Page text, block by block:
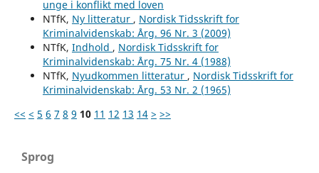
unge i konflikt med loven
NTfK, Ny litteratur , Nordisk Tidsskrift for
Kriminalvidenskab: Årg. 96 Nr. 3 (2009)
NTfK, Indhold , Nordisk Tidsskrift for
Kriminalvidenskab: Årg. 75 Nr. 4 (1988)
NTfK, Nyudkommen litteratur , Nordisk Tidsskrift for
Kriminalvidenskab: Årg. 53 Nr. 2 (1965)
<< < 5 6 7 8 9 10 11 12 13 14 > >>
Sprog